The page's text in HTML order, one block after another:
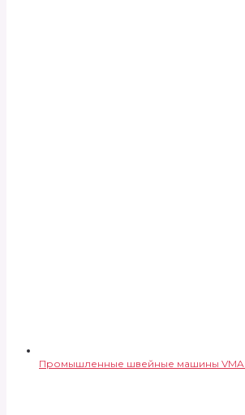
Промышленные швейные машины VMA